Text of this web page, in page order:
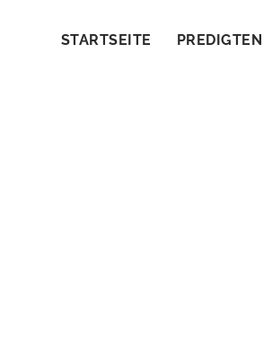
STARTSEITE PREDIGTEN